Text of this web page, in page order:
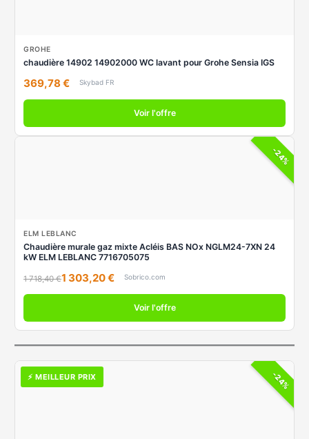
GROHE
chaudière 14902 14902000 WC lavant pour Grohe Sensia IGS
369,78 € Skybad FR
Voir l'offre
-24%
ELM LEBLANC
Chaudière murale gaz mixte Acléis BAS NOx NGLM24-7XN 24
kW ELM LEBLANC 7716705075
1 718,40 €1 303,20 € Sobrico.com
Voir l'offre
-24%
⚡ MEILLEUR PRIX